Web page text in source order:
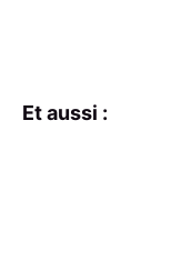
Et aussi :